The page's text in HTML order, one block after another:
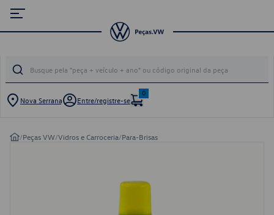
Nova Serrana Entre/registre-se
0
/Peças VW/Vidros e Carroceria/Para-Brisas